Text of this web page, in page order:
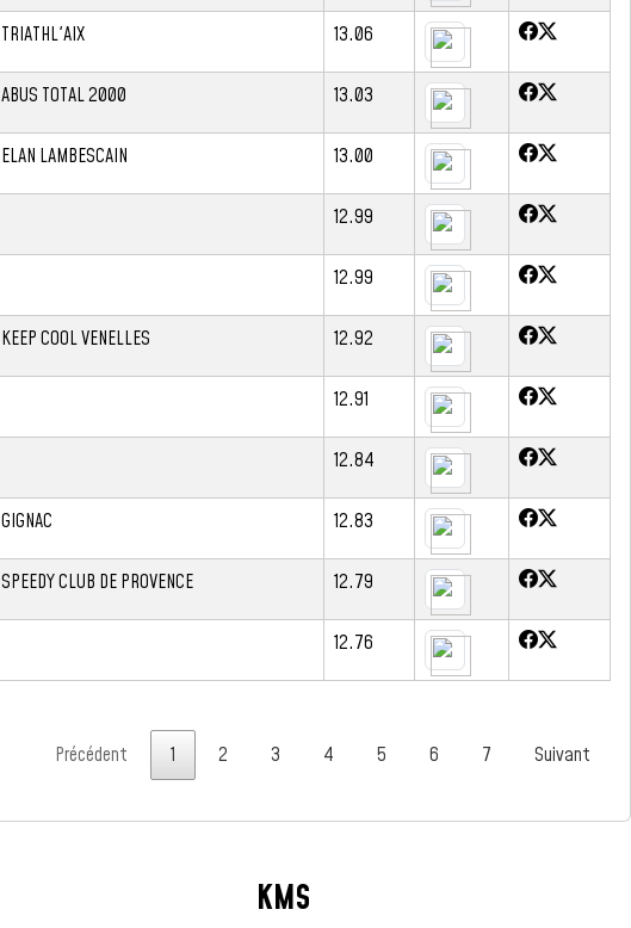
TRIATHL'AIX 13.06
ABUS TOTAL 2000 13.03
ELAN LAMBESCAIN 13.00
12.99
12.99
KEEP COOL VENELLES 12.92
12.91
12.84
GIGNAC 12.83
SPEEDY CLUB DE PROVENCE 12.79
12.76
Précédent 1 2 3 4 5 6 7 Suivant
KMS